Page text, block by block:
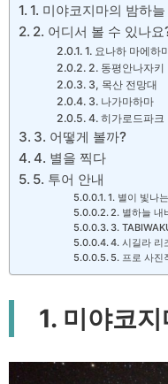
1. 미야코지마의 밤하늘
2. 어디서 볼 수 있나요
1. 요나하 마에하
2. 동평안나자키
3, 목산 전망대
3. 나가마하마
4. 히가로드파크
3. 어떻게 볼까?
4. 별을 찍다
5. 투어 안내
1. 별이 빛나
2. 별하늘 내
3.
4. 시길라 리
5. 프로 사진
1. 미야코